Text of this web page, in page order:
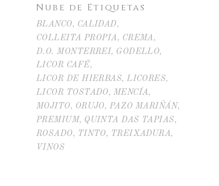
Nube de Etiquetas
BLANCO
CALIDAD
COLLEITA PROPIA
CREMA
D.O. MONTERREI
GODELLO
LICOR CAFÉ
LICOR DE HIERBAS
LICORES
LICOR TOSTADO
MENCÍA
MOJITO
ORUJO
PAZO MARIÑÁN
PREMIUM
QUINTA DAS TAPIAS
ROSADO
TINTO
TREIXADURA
VINOS